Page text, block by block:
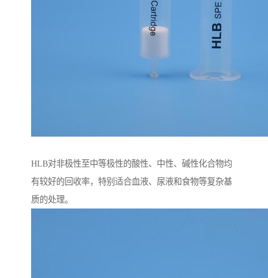
HLB对非极性至中等极性的酸性、中性、碱性化合物均
有较好的回收率，特别适合血液、尿液和食物等复杂基
质的处理。